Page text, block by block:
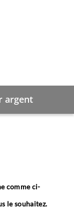
argent
comme ci-
le souhaitez.